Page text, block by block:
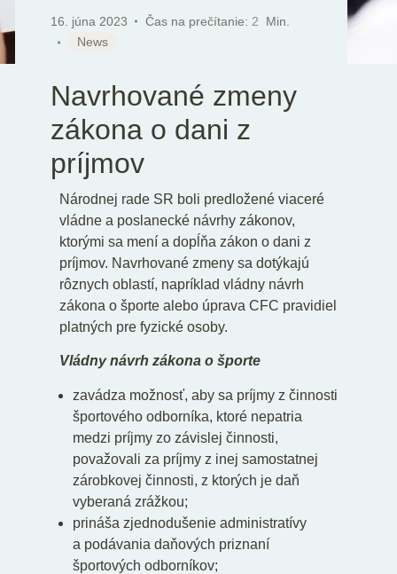
16. júna 2023 Čas na prečítanie: 2
Min.
News
Navrhované zmeny
zákona o dani z
príjmov
Národnej rade SR boli predložené viaceré
vládne a poslanecké návrhy zákonov,
ktorými sa mení a dopĺňa zákon o dani z
príjmov. Navrhované zmeny sa dotýkajú
rôznych oblastí, napríklad vládny návrh
zákona o športe alebo úprava CFC pravidiel
platných pre fyzické osoby.
Vládny návrh zákona o športe
zavádza možnosť, aby sa príjmy z činnosti
športového odborníka, ktoré nepatria
medzi príjmy zo závislej činnosti,
považovali za príjmy z inej samostatnej
zárobkovej činnosti, z ktorých je daň
vyberaná zrážkou;
prináša zjednodušenie administratívy
a podávania daňových priznaní
športových odborníkov;